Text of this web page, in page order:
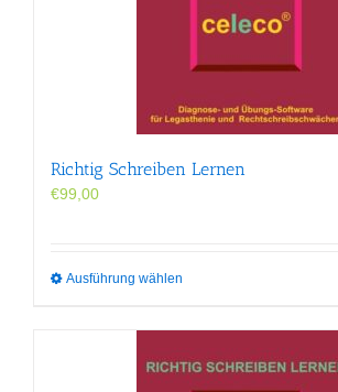
Richtig Schreiben Lernen
€99,00
Ausführung wählen
Varianten